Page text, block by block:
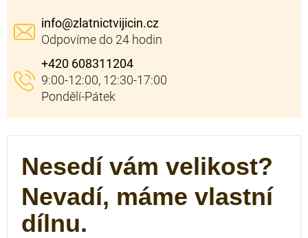
info@zlatnictvijicin.cz
+420 608311204
Nesedí vám velikost?
Nevadí, máme vlastní
dílnu.